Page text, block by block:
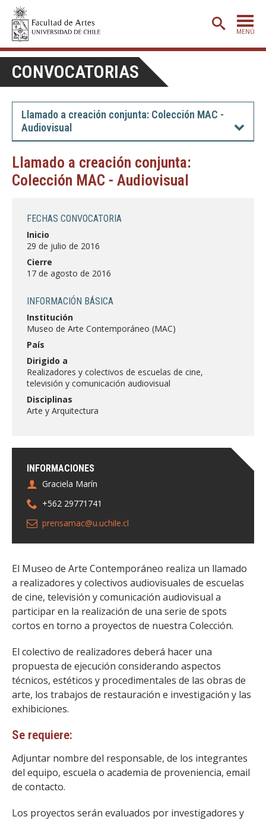
MENÚ
PORTADA
ADMISIÓN
ETAPA BÁSICA
POSTGRADO
EXTENSIÓN
BIBLIOTECA
DEPARTAMENTOS
Estudiantes
Académicas/os
CONVOCATORIAS
Llamado a creación conjunta: Colección MAC -
Audiovisual
Llamado a creación conjunta:
Colección MAC - Audiovisual
INFORMACIONES
Graciela Marín
+562 29771741
prensamac@u.uchile.cl
FECHAS CONVOCATORIA
Inicio
29 de julio de 2016
Cierre
17 de agosto de 2016
INFORMACIÓN BÁSICA
Institución
Museo de Arte Contemporáneo (MAC)
País
Dirigido a
Realizadores y colectivos de escuelas de cine,
televisión y comunicación audiovisual
Disciplinas
Arte y Arquitectura
El Museo de Arte Contemporáneo realiza un llamado
a realizadores y colectivos audiovisuales de escuelas
de cine, televisión y comunicación audiovisual a
participar en la realización de una serie de spots
cortos en torno a proyectos de nuestra Colección.
El colectivo de realizadores deberá hacer una
propuesta de ejecución considerando aspectos
técnicos, estéticos y procedimentales de las obras de
arte, los trabajos de restauración e investigación y las
exhibiciones.
Se requiere:
Adjuntar nombre del responsable, de los integrantes
del equipo, escuela o academia de proveniencia, email
de contacto.
Los proyectos serán evaluados por investigadores y